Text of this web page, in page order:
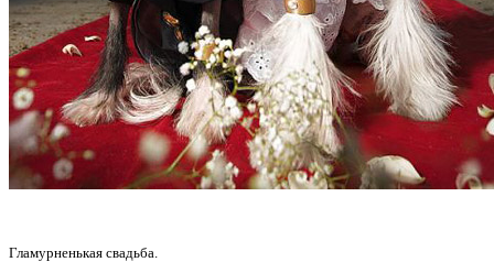
Гламурненькая свадьба.